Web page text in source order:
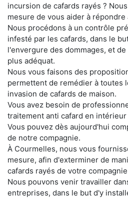
incursion de cafards rayés ?
mesure de vous aider à
Nous procédons à un contrôle
infesté par les cafards, dans le
l'envergure des dommages, et
plus adéquat.
Nous vous faisons des
permettent de remédier à toutes
invasion de cafards de maison.
Vous avez besoin de
traitement anti cafard en
Vous pouvez dès aujourd'hui
de notre compagnie.
À Courmelles, nous vous
mesure, afin d'exterminer de
cafards rayés de votre
Nous pouvons venir travailler
entreprises, dans le but d'y